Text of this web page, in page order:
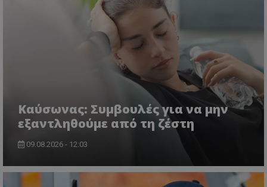
Kαύσωνας: Συμβουλές για να μην
εξαντληθούμε από τη ζέστη
09.08.2026 - 12:03